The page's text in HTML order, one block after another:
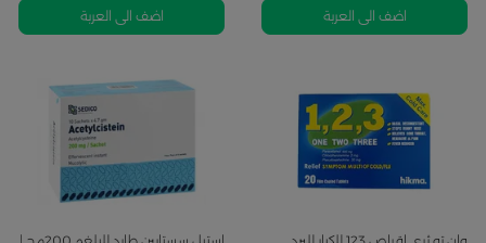
اضف الى العربة اضف الى العربة